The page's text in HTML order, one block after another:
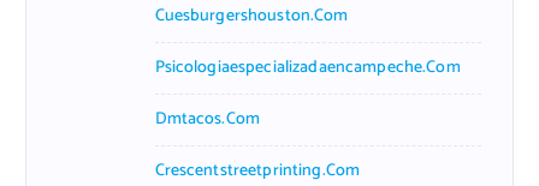
Cuesburgershouston.com
Psicologiaespecializadaencampeche.com
Dmtacos.com
Crescentstreetprinting.com